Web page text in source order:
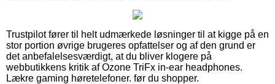
Trustpilot fører til helt udmærkede løsninger til at kigge på en
stor portion øvrige brugeres opfattelser og af den grund er
det anbefalelsesværdigt, at du bliver klogere på
webbutikkens kritik af Ozone TriFx in-ear headphones.
Lækre gaming høretelefoner. før du shopper.